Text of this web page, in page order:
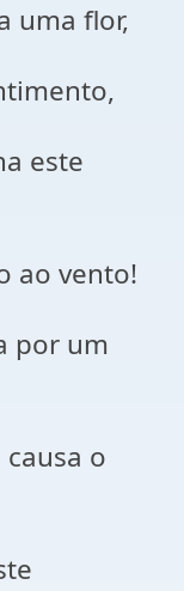
uma flor,
este
ao vento!
por um
o